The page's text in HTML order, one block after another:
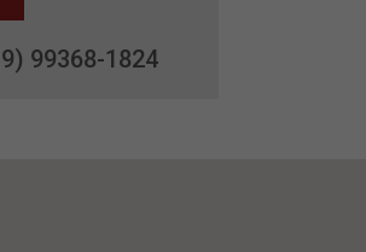
99368-1824